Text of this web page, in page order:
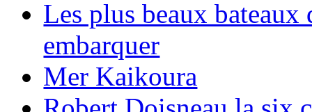
Les plus beaux bateaux
embarquer
Mer Kaikoura